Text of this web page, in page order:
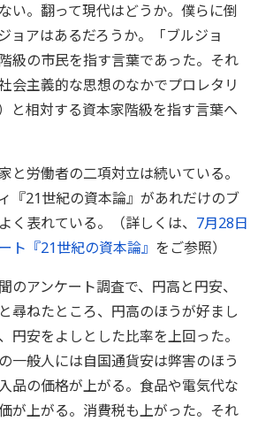
い。翻って現代はどうか。僕らに倒
ョアはあるだろうか。「ブルジョ
級の市民を指す言葉であった。それ
会主義的な思想のなかでプロレタリ
と相対する資本家階級を指す言葉へ
労働者の二項対立は続いている。
『21世紀の資本論』があれだけのブ
く表れている。（詳しくは、 7月28日
ト『21世紀の資本論』 をご参照）
アンケート調査で、円高と円安、
尋ねたところ、円高のほうが好まし
円安をよしとした比率を上回った。
一般人には自国通貨安は弊害のほう
品の価格が上がる。食品や電気代な
が上がる。消費税も上がった。それ